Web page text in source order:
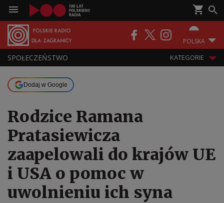
POLSKA
SPOŁECZEŃSTWO KATEGORIE
Dodaj w Google
Rodzice Ramana
Pratasiewicza
zaapelowali do krajów UE
i USA o pomoc w
uwolnieniu ich syna